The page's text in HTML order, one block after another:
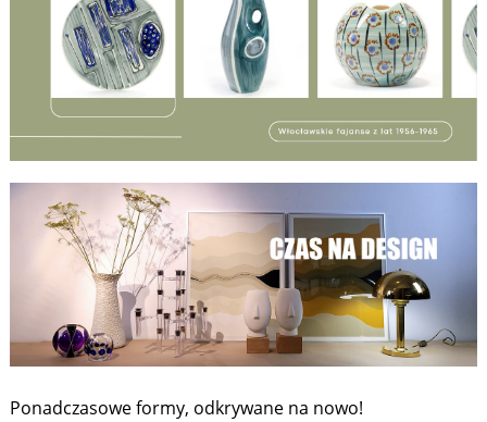
Ponadczasowe formy, odkrywane na nowo!